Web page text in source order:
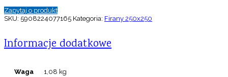
Zapytaj o produkt
SKU: 5908224077165 Kategoria: Firany 250x250
Informacje dodatkowe
Waga 1,08 kg